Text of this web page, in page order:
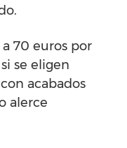
70 euros por
se eligen
acabados
alerce